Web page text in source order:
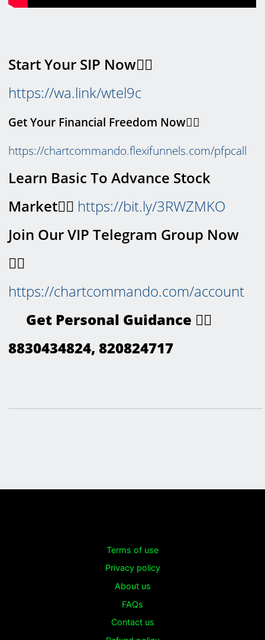
Start Your SIP Now👉🏻
https://wa.link/wtel9c
Get Your Financial Freedom Now👉🏻
https://chartcommando.flexifunnels.com/pfpcall
Learn Basic To Advance Stock
Market👉🏻 https://bit.ly/3RWZMKO
Join Our VIP Telegram Group Now
👉🏻
https://chartcommando.com/account
Get Personal Guidance 👉🏻
8830434824, 820824717
Terms of use
Privacy policy
About us
FAQs
Contact us